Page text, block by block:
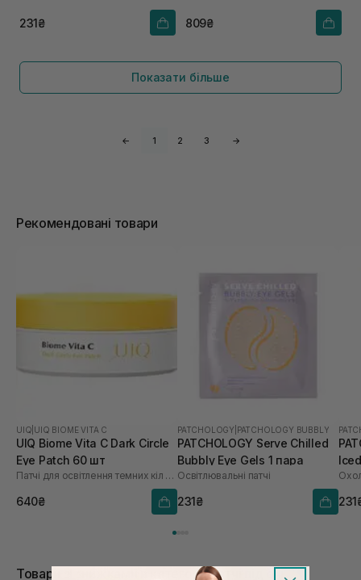
231₴ 809₴
Показати більше
← 1 2 3 →
Рекомендовані товари
UIQ UIQ BIOME VITA C
UIQ Biome Vita C Dark Circle
Eye Patch 60 шт
Патчі для освітлення темних кіл під очима
640₴
PATCHOLOGY PATCHOLOGY BUBBLY
PATCHOLOGY Serve Chilled
Bubbly Eye Gels 1 пара
Освітлювальні патчі
231₴
Товари зі знижками в категорії Патчі під очі